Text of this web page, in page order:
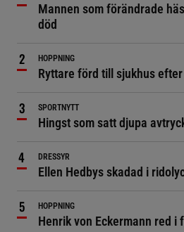
Mannen som förändrade
död
HOPPNING
Ryttare förd till sjukhus
SPORTNYTT
Hingst som satt djupa
DRESSYR
Ellen Hedbys skadad i
HOPPNING
Henrik von Eckermann red i